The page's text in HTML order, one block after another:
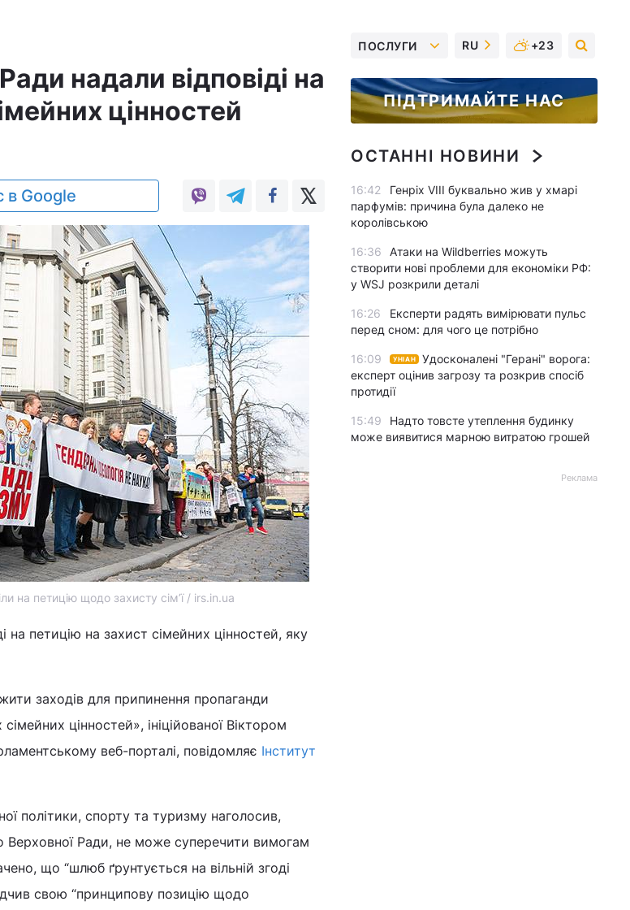
надали відповіді на
цінностей
в Google
на петицію щодо захисту сім’ї / irs.in.ua
на петицію на захист сімейних цінностей, яку
заходів для припинення пропаганди
цінностей», ініційованої Віктором
веб-порталі, повідомляє Інститут
політики, спорту та туризму наголосив,
Ради, не може суперечити вимогам
що “шлюб ґрунтується на вільній згоді
свою “принципову позицію щодо
ПОСЛУГИ RU +23
ПІДТРИМАЙТЕ НАС
ОСТАННІ НОВИНИ
16:42
Генріх VIII буквально жив у хмарі
парфумів: причина була далеко не
королівською
16:36
Атаки на Wildberries можуть
створити нові проблеми для економіки РФ:
у WSJ розкрили деталі
16:26
Експерти радять вимірювати пульс
перед сном: для чого це потрібно
16:09 УНІАН
Удосконалені "Герані" ворога:
експерт оцінив загрозу та розкрив спосіб
протидії
15:49
Надто товсте утеплення будинку
може виявитися марною витратою грошей
Реклама